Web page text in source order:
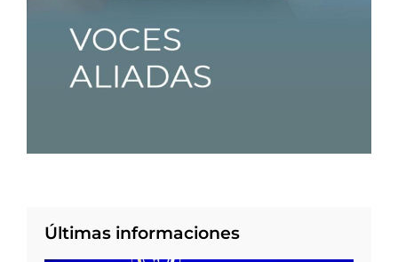
Últimas informaciones